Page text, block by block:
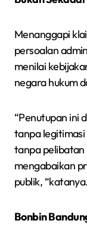
Menanggapi
persoalan
menilai
negara hukum
“Penutupan ini
tanpa
tanpa pelibatan
mengabaikan
publik, “katanya.
Bonbin